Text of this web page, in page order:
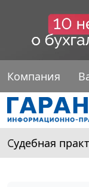
Компания
Судебная